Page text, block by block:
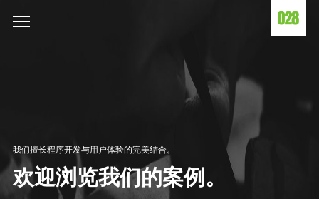
我们擅长程序开发与用户体验的完美结合。
欢迎浏览我们的案例。